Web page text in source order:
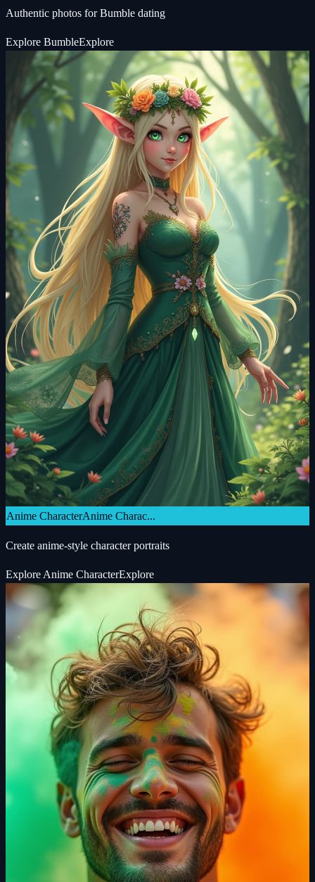
Authentic photos for Bumble dating
Explore BumbleExplore
Anime CharacterAnime Charac...
Create anime-style character portraits
Explore Anime CharacterExplore